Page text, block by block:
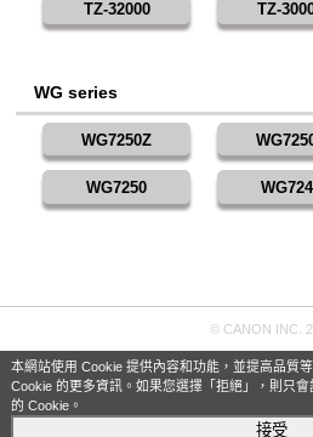
本網站使用 Cookie 提供內容和功能，並提高品質
Cookie 的更多資訊。如果您選擇「拒絕」，則只
的 Cookie。
接受
TZ-32000 TZ-
WG series
WG7250Z
WG7250
© CANON INC.